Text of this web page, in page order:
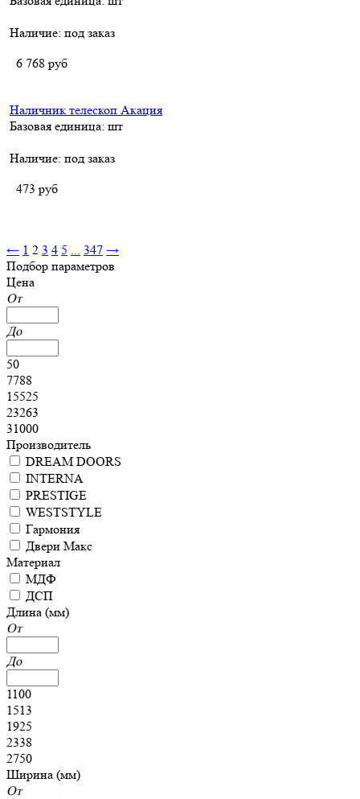
Наличие: под заказ
6 768 руб
Наличник телескоп Акация
Базовая единица: шт
Наличие: под заказ
473 руб
← 1 2 3 4 5 ... 347 →
Подбор параметров
Цена
От
До
50
7788
15525
23263
31000
Производитель
DREAM DOORS
INTERNA
PRESTIGE
WESTSTYLE
Гармония
Двери Макс
Материал
МДФ
ДСП
Длина (мм)
От
До
1100
1513
1925
2338
2750
Ширина (мм)
От